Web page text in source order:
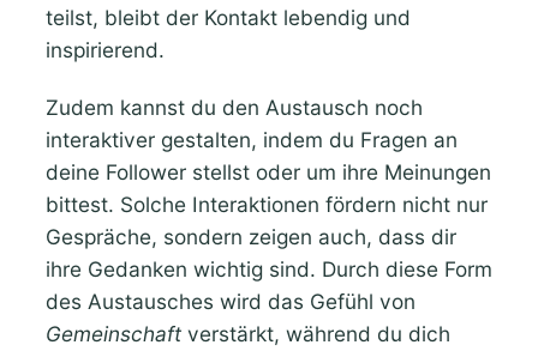
teilst, bleibt der Kontakt lebendig und
inspirierend.
Zudem kannst du den Austausch noch
interaktiver gestalten, indem du Fragen an
deine Follower stellst oder um ihre Meinungen
bittest. Solche Interaktionen fördern nicht nur
Gespräche, sondern zeigen auch, dass dir
ihre Gedanken wichtig sind. Durch diese Form
des Austausches wird das Gefühl von
Gemeinschaft verstärkt, während du dich